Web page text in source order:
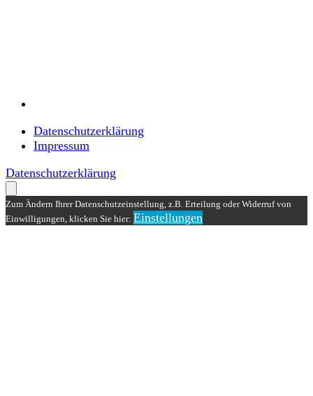
Datenschutzerklärung
Impressum
Datenschutzerklärung
Zum Ändern Ihrer Datenschutzeinstellung, z.B. Erteilung oder Widerruf von
Einwilligungen, klicken Sie hier: Einstellungen